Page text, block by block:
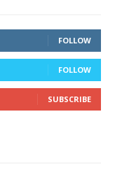
FOLLOW
FOLLOW
SUBSCRIBE